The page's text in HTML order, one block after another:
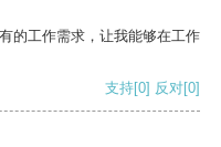
的工作需求，让我能够在工作
支持[0] 反对[0]